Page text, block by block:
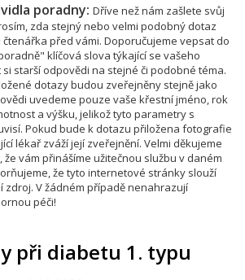
poradny: Dříve než nám zašlete svůj
zda stejný nebo velmi podobný dotaz
před vámi. Doporučujeme vepsat do
klíčová slova týkající se vašeho
starší odpovědi na stejné či podobné téma.
dotazy budou zveřejněny stejně jako
uvedeme pouze vaše křestní jméno, rok
a výšku, jelikož tyto parametry s
Pokud bude k dotazu přiložena fotografie
lékař zváží její zveřejnění. Velmi děkujeme
že vám přinášíme užitečnou službu v daném
že tyto internetové stránky slouží
zdroj. V žádném případě nenahrazují
péči!
při diabetu 1. typu